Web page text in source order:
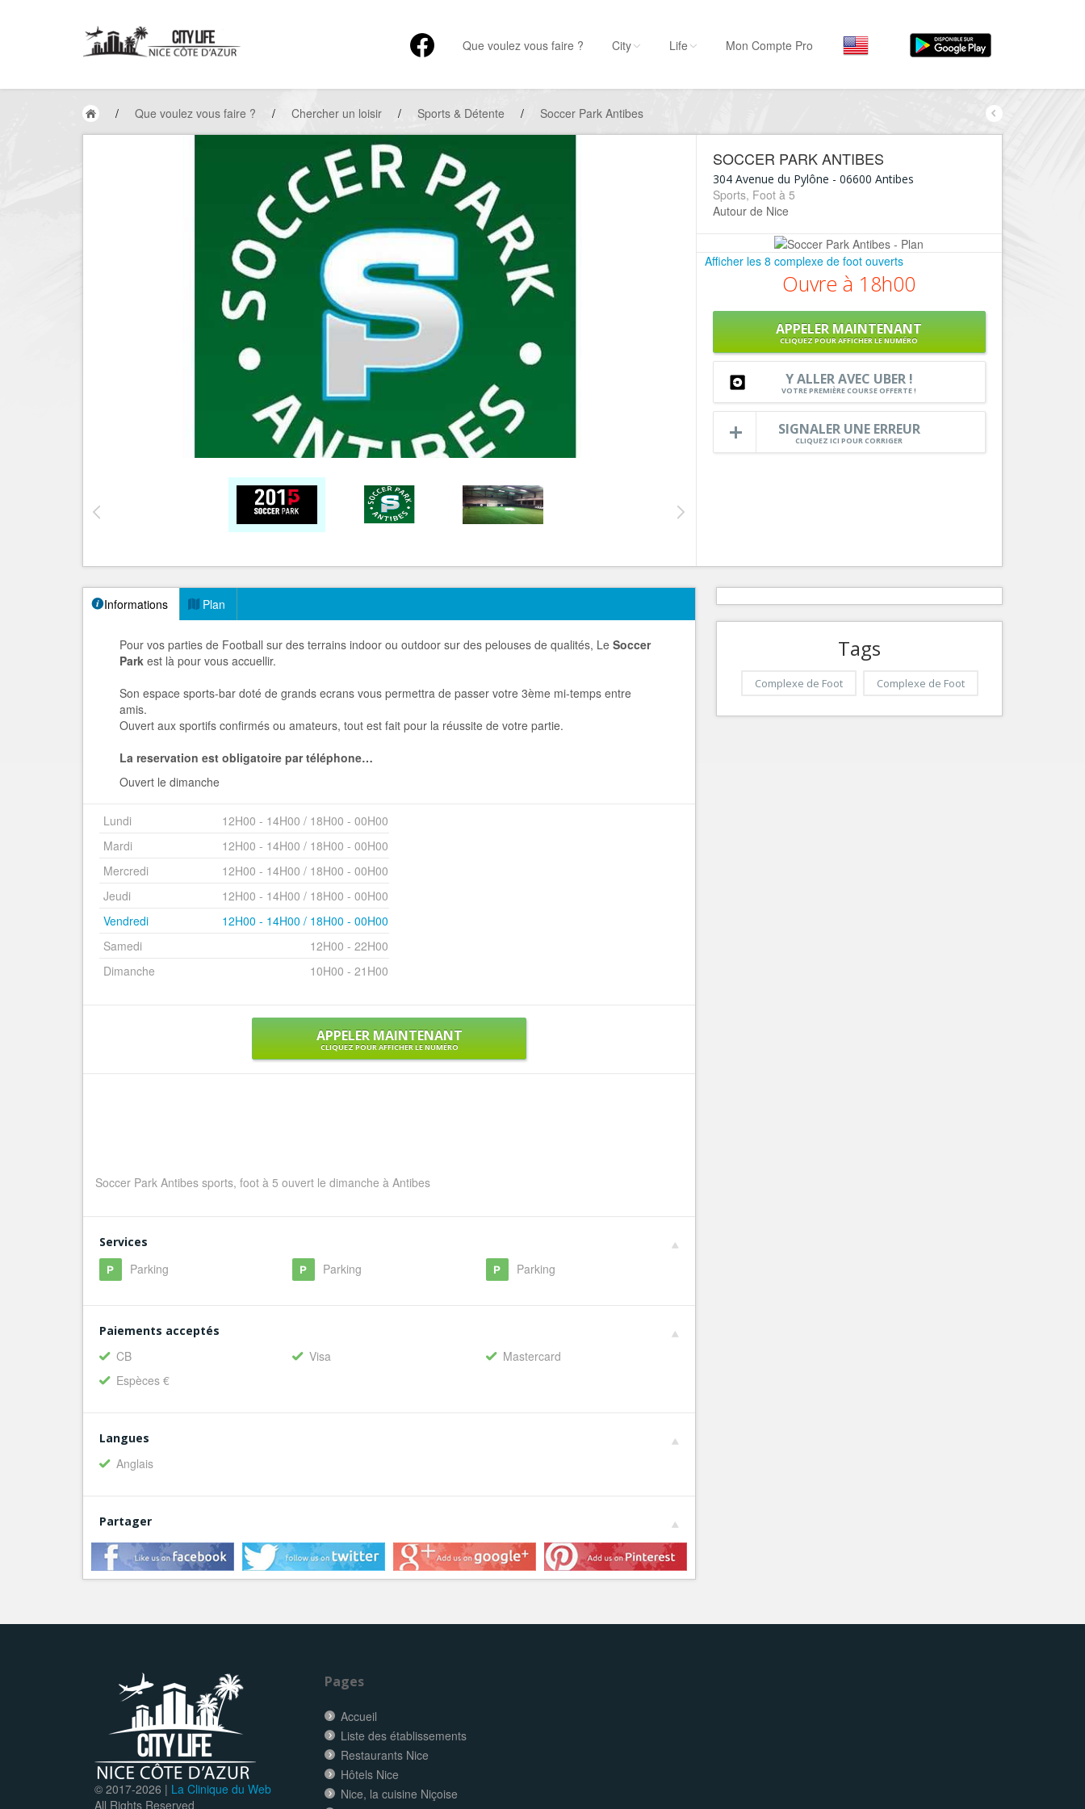
Que voulez vous faire ?
Hôtels, ...
Sortir
Restaurants, ...
Commerces
Mode, ...
Loisirs
Plages, sports, ...
Services
Tourisme, ...
Par quartiers
Nice le petit Marais Niçois
Nice la plaine du Var
Nice Aéroport
City Life Mon Compte Pro
/ Que voulez vous faire ? / Chercher un loisir / Sports & Détente / Soccer Park Antibes
SOCCER PARK ANTIBES
304 Avenue du Pylône - 06600 Antibes
Sports, Foot à 5
Autour de Nice
Afficher les 8 complexe de foot ouverts
Ouvre à 18h00
APPELER MAINTENANT
CLIQUEZ POUR AFFICHER LE NUMÉRO
Y ALLER AVEC UBER !
VOTRE PREMIÈRE COURSE OFFERTE !
SIGNALER UNE ERREUR
CLIQUEZ ICI POUR CORRIGER
Informations Plan
Pour vos parties de Football sur des terrains indoor ou outdoor sur des pelouses de qualités, Le Soccer
Park est là pour vous accuellir.
Son espace sports-bar doté de grands ecrans vous permettra de passer votre 3ème mi-temps entre
amis.
Ouvert aux sportifs confirmés ou amateurs, tout est fait pour la réussite de votre partie.
La reservation est obligatoire par téléphone…
Ouvert le dimanche
Lundi
12H00 - 14H00 / 18H00 - 00H00
Mardi
12H00 - 14H00 / 18H00 - 00H00
Mercredi
12H00 - 14H00 / 18H00 - 00H00
Jeudi
12H00 - 14H00 / 18H00 - 00H00
Vendredi
12H00 - 14H00 / 18H00 - 00H00
Samedi
12H00 - 22H00
Dimanche
10H00 - 21H00
APPELER MAINTENANT
CLIQUEZ POUR AFFICHER LE NUMÉRO
Soccer Park Antibes sports, foot à 5 ouvert le dimanche à Antibes
Services
Parking Parking Parking
Paiements acceptés
CB Visa
Mastercard
Espèces €
Langues
Anglais
Partager
Tags
Complexe de Foot Complexe de Foot
© 2017-2026 | La Clinique du Web
All Rights Reserved
Pages
Accueil
Liste des établissements
Restaurants Nice
Hôtels Nice
Nice, la cuisine Niçoise